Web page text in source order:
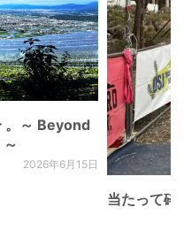
。～ Beyond
2026年6月15日
当たって砕